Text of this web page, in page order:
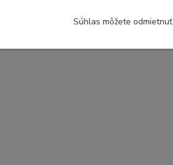
Súhlas môžete odmietnuť